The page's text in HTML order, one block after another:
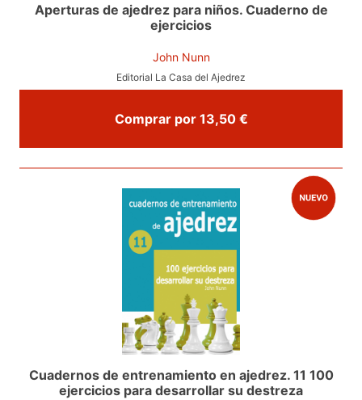
Aperturas de ajedrez para niños. Cuaderno de
ejercicios
John Nunn
Editorial La Casa del Ajedrez
Comprar por 13,50 €
Cuadernos de entrenamiento en ajedrez. 11 100
ejercicios para desarrollar su destreza